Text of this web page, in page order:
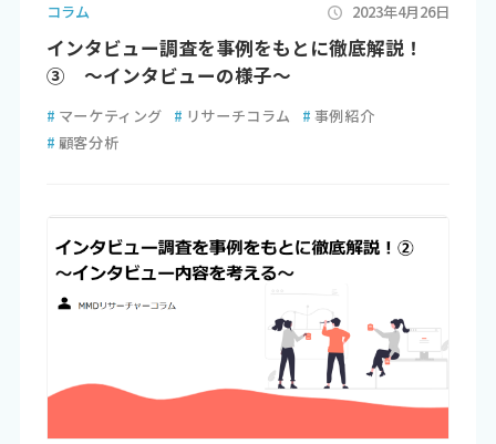
コラム 2023年4月26日
インタビュー調査を事例をもとに徹底解説！
③ ～インタビューの様子～
# マーケティング # リサーチコラム # 事例紹介
# 顧客分析